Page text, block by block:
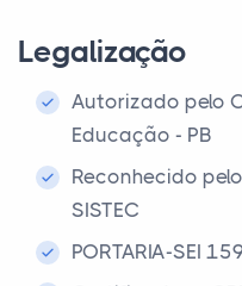
Legalização
Autorizado pelo
Educação - PB
Reconhecido
SISTEC
PORTARIA-SEI